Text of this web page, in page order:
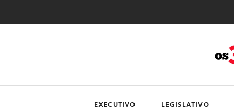
EXECUTIVO LEGISLATIVO